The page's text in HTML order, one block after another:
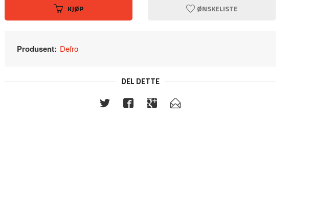
KJØP ØNSKELISTE
Produsent: Defro
DEL DETTE